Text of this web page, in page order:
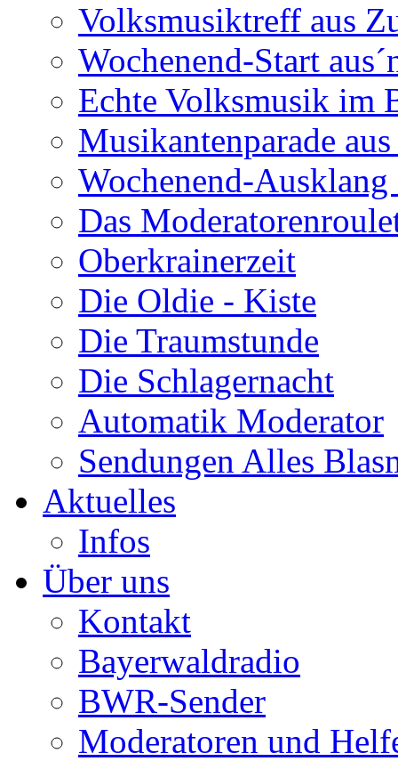
Volksmusiktreff aus
Wochenend-Start
Echte Volksmusik im
Musikantenparade
Wochenend-
Das
Oberkrainerzeit
Die Oldie - Kiste
Die Traumstunde
Die Schlagernacht
Automatik Moderator
Sendungen Alles
Aktuelles
Infos
Über uns
Kontakt
Bayerwaldradio
BWR-Sender
Moderatoren und